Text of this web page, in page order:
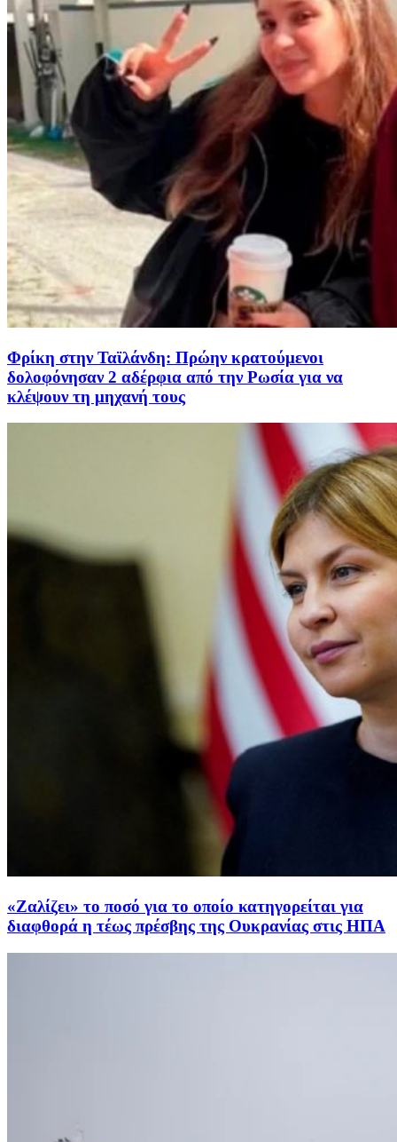
Φρίκη στην Ταϊλάνδη: Πρώην κρατούμενοι
δολοφόνησαν 2 αδέρφια από την Ρωσία για να
κλέψουν τη μηχανή τους
«Ζαλίζει» το ποσό για το οποίο κατηγορείται για
διαφθορά η τέως πρέσβης της Ουκρανίας στις ΗΠΑ